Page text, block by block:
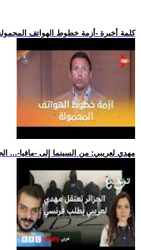
.. كلمة أخيرة -أزمة خطوط الهواتف
.. مهدي لعريبي: من السينما إلى -مافيا-...